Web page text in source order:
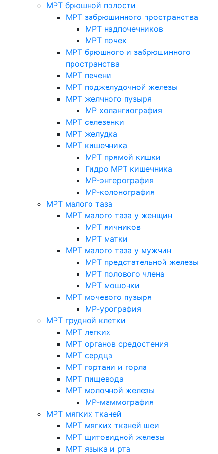
МРТ брюшной полости
МРТ забрюшинного пространства
МРТ надпочечников
МРТ почек
МРТ брюшного и забрюшинного
пространства
МРТ печени
МРТ поджелудочной железы
МРТ желчного пузыря
МР холангиография
МРТ селезенки
МРТ желудка
МРТ кишечника
МРТ прямой кишки
Гидро МРТ кишечника
МР-энтерография
МР-колонография
МРТ малого таза
МРТ малого таза у женщин
МРТ яичников
МРТ матки
МРТ малого таза у мужчин
МРТ предстательной железы
МРТ полового члена
МРТ мошонки
МРТ мочевого пузыря
МР-урография
МРТ грудной клетки
МРТ легких
МРТ органов средостения
МРТ сердца
МРТ гортани и горла
МРТ пищевода
МРТ молочной железы
МР-маммография
МРТ мягких тканей
МРТ мягких тканей шеи
МРТ щитовидной железы
МРТ языка и рта